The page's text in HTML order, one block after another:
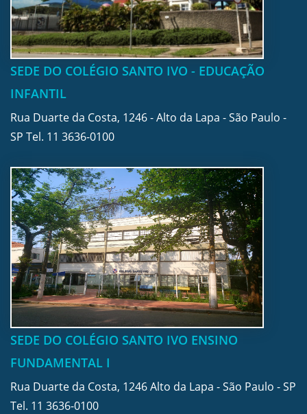
SEDE DO COLÉGIO SANTO IVO - EDUCAÇÃO
INFANTIL
Rua Duarte da Costa, 1246 - Alto da Lapa - São Paulo -
SP Tel. 11 3636-0100
SEDE DO COLÉGIO SANTO IVO ENSINO
FUNDAMENTAL I
Rua Duarte da Costa, 1246 Alto da Lapa - São Paulo - SP
Tel. 11 3636-0100